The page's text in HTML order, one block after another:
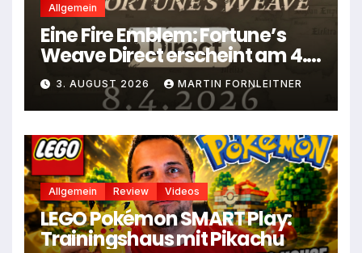
Allgemein
Eine Fire Emblem: Fortune’s
Weave Direct erscheint am 4.
August
3. AUGUST 2026 MARTIN FORNLEITNER
Allgemein Review Videos
LEGO Pokémon SMART Play:
Trainingshaus mit Pikachu